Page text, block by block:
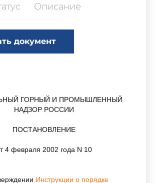
Описание
документ
ГОРНЫЙ И ПРОМЫШЛЕННЫЙ
НАДЗОР РОССИИ
ПОСТАНОВЛЕНИЕ
4 февраля 2002 года N 10
Инструкции о порядке